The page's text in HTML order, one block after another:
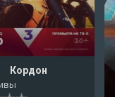
Кордон